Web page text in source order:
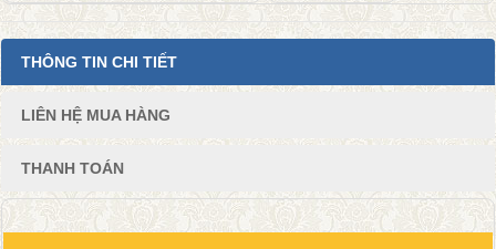
THÔNG TIN CHI TIẾT
LIÊN HỆ MUA HÀNG
THANH TOÁN